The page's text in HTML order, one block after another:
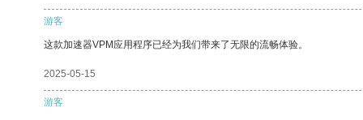
游客
这款加速器VPM应用程序已经为我们带来了无限的流畅体验。
2025-05-15
游客